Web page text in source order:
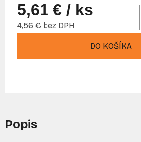
5,61 € / ks
4,56 € bez DPH
DO KOŠÍKA
Popis